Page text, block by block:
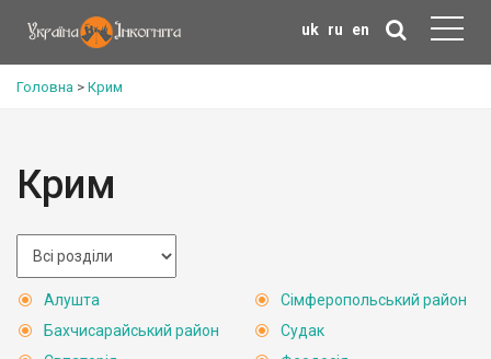
uk ru en
Головна > Крим
Крим
Алушта
Бахчисарайський район
Сімферопольський район
Судак